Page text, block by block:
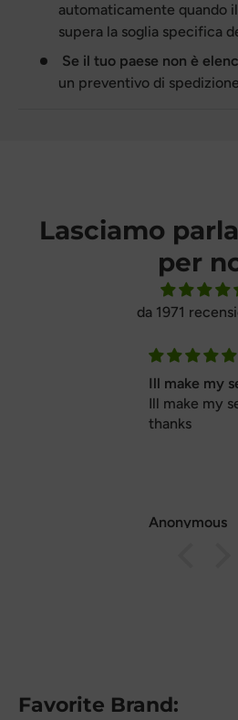
automaticamente quando
supera la soglia specifica
Se il tuo paese non è
un preventivo di
Lasciamo
per
da 1971
Ill make my
Ill make my
thanks
Anonymous
Favorite Brand: